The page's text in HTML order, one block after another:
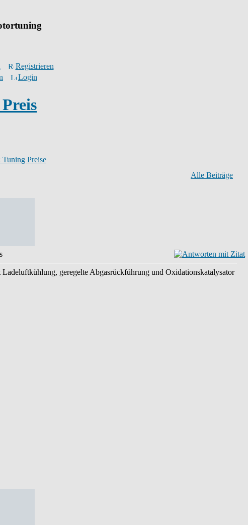
Registrieren
Login
Preise
Alle Beiträge
geregelte Abgasrückführung und Oxidationskatalysator